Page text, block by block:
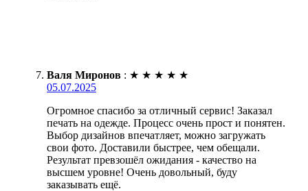
Валя Миронов : ★ ★ ★ ★ ★
05.07.2025
Огромное спасибо за отличный сервис! Заказал
печать на одежде. Процесс очень прост и понятен.
Выбор дизайнов впечатляет, можно загружать
свои фото. Доставили быстрее, чем обещали.
Результат превзошёл ожидания - качество на
высшем уровне! Очень довольный, буду
заказывать ещё.